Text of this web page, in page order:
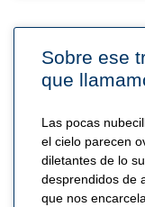
Sobre ese
que
Las pocas
el cielo parecen
diletantes de lo
desprendidos de
que nos